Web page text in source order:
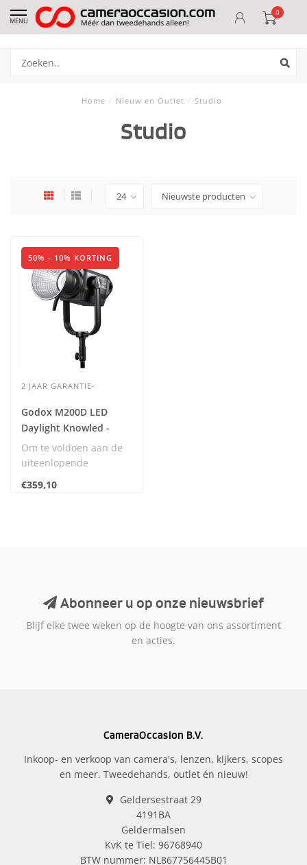
MENU
0
Home / Nieuw en Outlet / Studio
Studio
50% - 10% KORTING
2 JAAR GARANTIE-
Godox M200D LED
Daylight Knowled -
OUTLET- OP=OP
Om te voldoen aan de
uiteenlopende
volledige potentieel van
€359,10
Abonneer u op onze nieuwsbrief
Blijf elke twee weken op de hoogte van ons assortiment
en acties.
CameraOccasion B.V.
Inkoop- en verkoop van camera's, lenzen, kijkers, scopes
en meer. Tweedehands, outlet én nieuw!
Geldersestraat 29
4191BA
Geldermalsen
KvK te Tiel: 96768940
BTW nummer: NL867756445B01